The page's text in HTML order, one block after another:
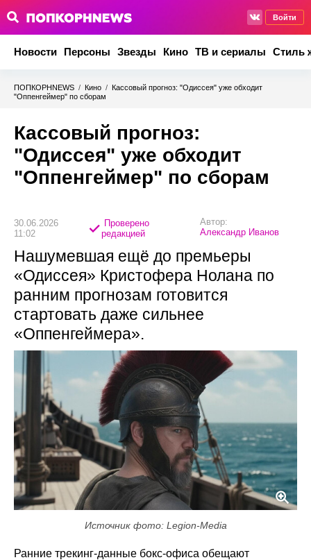
Войти
Новости Персоны Звезды Кино ТВ и сериалы Стиль
ПОПКОРНNEWS / Кино / Кассовый прогноз: "Одиссея" уже обходит
"Оппенгеймер" по сборам
Кассовый прогноз:
"Одиссея" уже обходит
"Оппенгеймер" по сборам
30.06.2026
11:02
Проверено
редакцией
Автор:
Александр Иванов
Нашумевшая ещё до премьеры
«Одиссея» Кристофера Нолана по
ранним прогнозам готовится
стартовать даже сильнее
«Оппенгеймера».
Источник фото: Legion-Media
Ранние трекинг-данные бокс-офиса обещают